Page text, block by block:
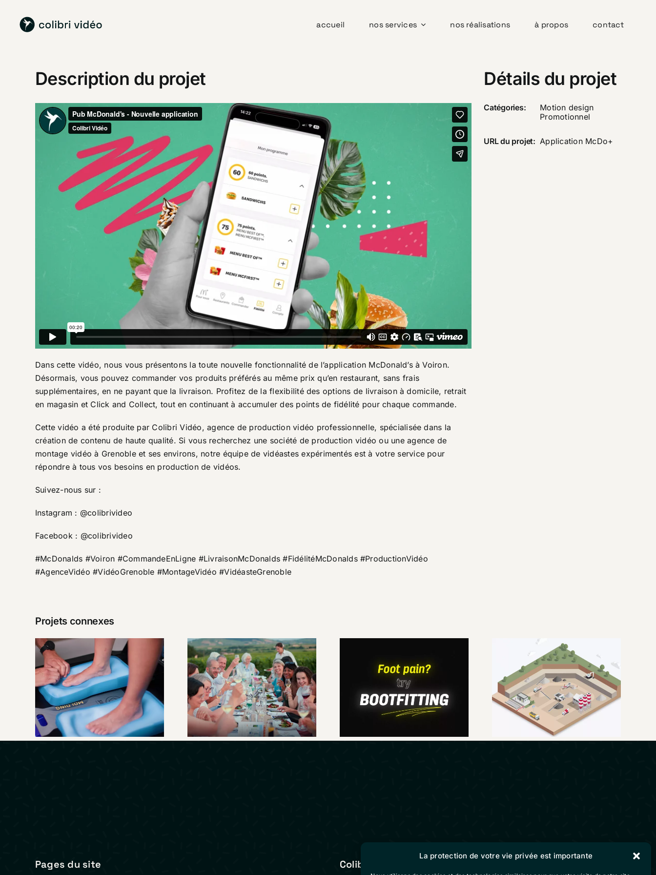
La protection de votre vie privée est importante
contenu
accueil nos services nos réalisations à propos contact
Description du projet
Dans cette vidéo, nous vous présentons la toute nouvelle fonctionnalité de l’application McDonald’s à Voiron.
Désormais, vous pouvez commander vos produits préférés au même prix qu’en restaurant, sans frais
supplémentaires, en ne payant que la livraison. Profitez de la flexibilité des options de livraison à domicile, retrait
en magasin et Click and Collect, tout en continuant à accumuler des points de fidélité pour chaque commande.
Cette vidéo a été produite par Colibri Vidéo, agence de production vidéo professionnelle, spécialisée dans la
création de contenu de haute qualité. Si vous recherchez une société de production vidéo ou une agence de
montage vidéo à Grenoble et ses environs, notre équipe de vidéastes expérimentés est à votre service pour
répondre à tous vos besoins en production de vidéos.
Suivez-nous sur :
Instagram : @colibrivideo
Facebook : @colibrivideo​
#McDonalds #Voiron #CommandeEnLigne #LivraisonMcDonalds #FidélitéMcDonalds #ProductionVidéo
#AgenceVidéo #VidéoGrenoble #MontageVidéo #VidéasteGrenoble
Détails du projet
Catégories:
Motion design
Promotionnel
URL du projet: Application McDo+
Projets connexes
SIDAS –
Présentation
Custom Station
Premium
Un week-end au
cœur du Beaujolais
Foot pain ? Try
Bootfitting – SIDAS
commercial video
Groupe Eiffage :
C’est quoi la DAP ?
Pages du site Colibri Vidéo
Suivez-nous sur nos